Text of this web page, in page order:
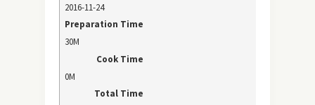
2016-11-24
Preparation Time
30M
Cook Time
0M
Total Time